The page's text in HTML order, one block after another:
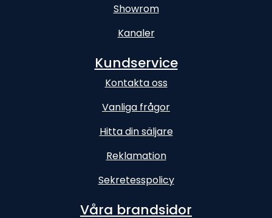
Showrom
Kanaler
Kundservice
Kontakta oss
Vanliga frågor
Hitta din säljare
Reklamation
Sekretesspolicy
Våra brandsidor